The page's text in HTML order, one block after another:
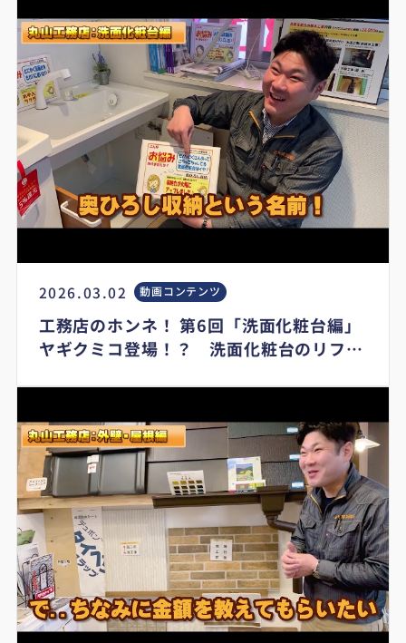
2026.03.02 動画コンテンツ
工務店のホンネ！ 第6回「洗面化粧台編」
ヤギクミコ登場！？ 洗面化粧台のリフォ
紹介